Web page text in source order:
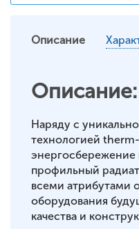
Описание
Описание:
Наряду с
технологией
профильный
всеми атрибутами
оборудования
качества и